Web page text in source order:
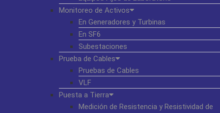
Monitoreo de Activos
En Generadores y Turbinas
En SF6
Subestaciones
Prueba de Cables
Pruebas de Cables
VLF
Puesta a Tierra
Medición de Resistencia y Resistividad de